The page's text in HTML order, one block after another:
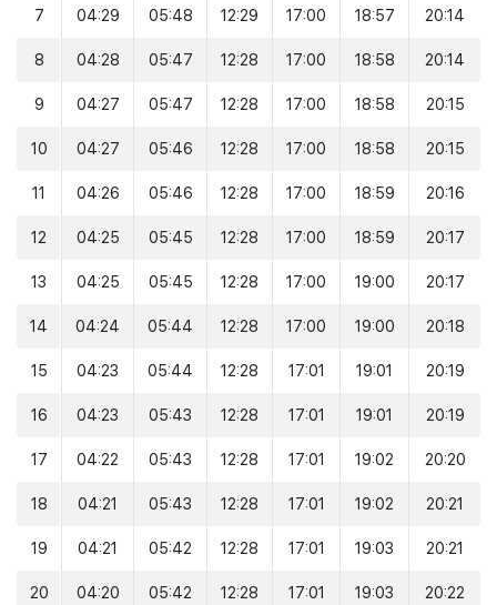
7 04:29 05:48 12:29 17:00 18:57 20:14
8 04:28 05:47 12:28 17:00 18:58 20:14
9 04:27 05:47 12:28 17:00 18:58 20:15
10 04:27 05:46 12:28 17:00 18:58 20:15
11 04:26 05:46 12:28 17:00 18:59 20:16
12 04:25 05:45 12:28 17:00 18:59 20:17
13 04:25 05:45 12:28 17:00 19:00 20:17
14 04:24 05:44 12:28 17:00 19:00 20:18
15 04:23 05:44 12:28 17:01 19:01 20:19
16 04:23 05:43 12:28 17:01 19:01 20:19
17 04:22 05:43 12:28 17:01 19:02 20:20
18 04:21 05:43 12:28 17:01 19:02 20:21
19 04:21 05:42 12:28 17:01 19:03 20:21
20 04:20 05:42 12:28 17:01 19:03 20:22